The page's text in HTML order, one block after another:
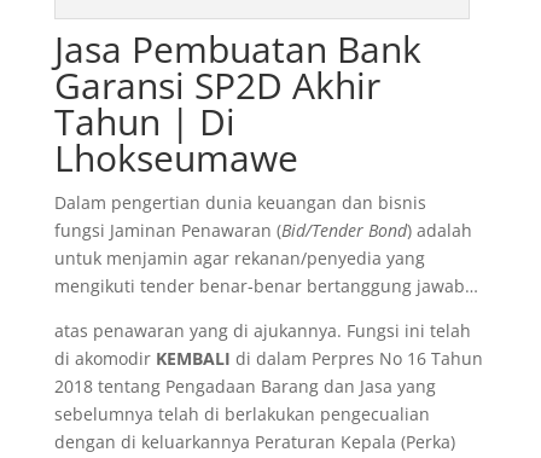
Jasa Pembuatan Bank
Garansi SP2D Akhir
Tahun | Di
Lhokseumawe
Dalam pengertian dunia keuangan dan bisnis
fungsi Jaminan Penawaran (Bid/Tender Bond) adalah
untuk menjamin agar rekanan/penyedia yang
mengikuti tender benar-benar bertanggung jawab…
atas penawaran yang di ajukannya. Fungsi ini telah
di akomodir KEMBALI di dalam Perpres No 16 Tahun
2018 tentang Pengadaan Barang dan Jasa yang
sebelumnya telah di berlakukan pengecualian
dengan di keluarkannya Peraturan Kepala (Perka)